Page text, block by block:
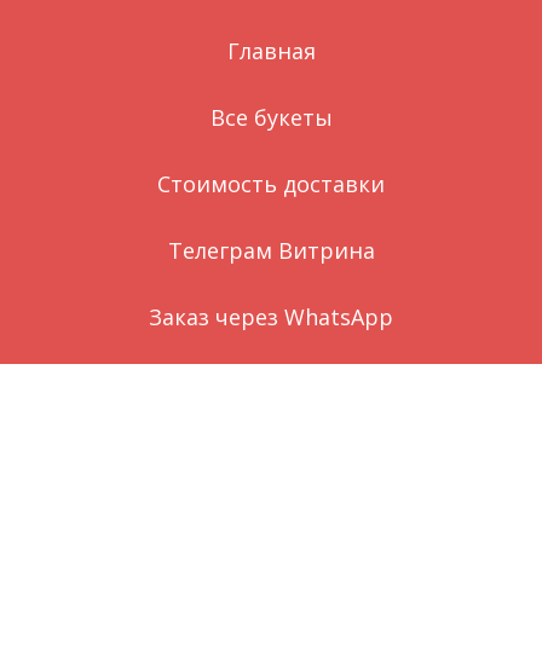
Главная
Все букеты
Стоимость доставки
Телеграм Витрина
Заказ через WhatsApp